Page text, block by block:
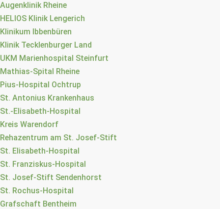
Augenklinik Rheine
HELIOS Klinik Lengerich
Klinikum Ibbenbüren
Klinik Tecklenburger Land
UKM Marienhospital Steinfurt
Mathias-Spital Rheine
Pius-Hospital Ochtrup
St. Antonius Krankenhaus
St.-Elisabeth-Hospital
Kreis Warendorf
Rehazentrum am St. Josef-Stift
St. Elisabeth-Hospital
St. Franziskus-Hospital
St. Josef-Stift Sendenhorst
St. Rochus-Hospital
Grafschaft Bentheim